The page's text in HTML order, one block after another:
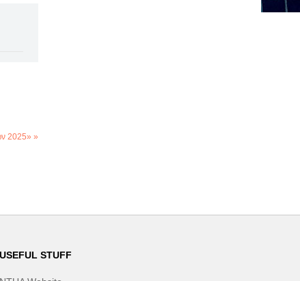
2025» »
USEFUL STUFF